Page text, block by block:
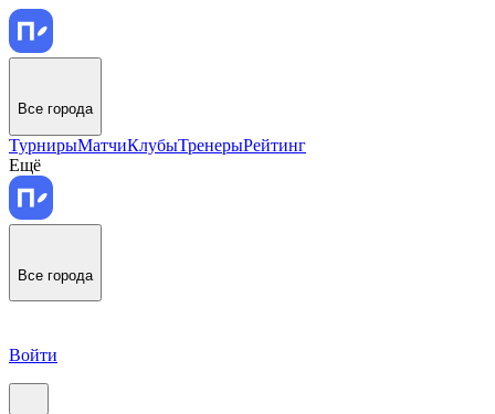
Все города
ТурнирыМатчиКлубыТренерыРейтинг
Ещё
Все города
Войти